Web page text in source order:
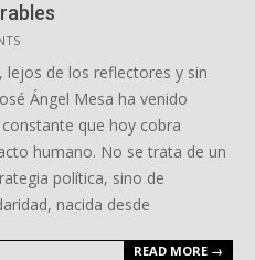
lejos de los reflectores y sin
Ángel Mesa ha venido
que hoy cobra
humano. No se trata de un
política, sino de
nacida desde
READ MORE →